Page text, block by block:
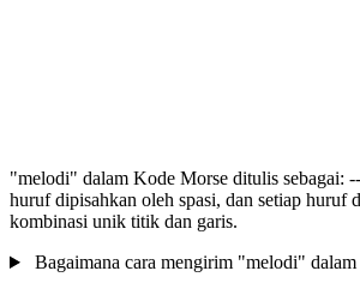
"melodi" dalam Kode Morse ditulis sebagai:
huruf dipisahkan oleh spasi, dan setiap huruf
kombinasi unik titik dan garis.
Bagaimana cara mengirim "melodi"